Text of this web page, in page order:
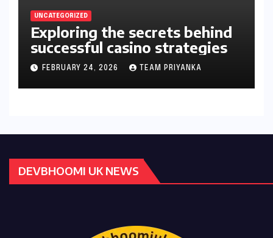
UNCATEGORIZED
Exploring the secrets behind
successful casino strategies
FEBRUARY 24, 2026 TEAM PRIYANKA
DEVBHOOMI UK NEWS